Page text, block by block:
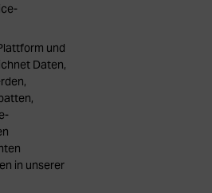
und
Daten,
in unserer